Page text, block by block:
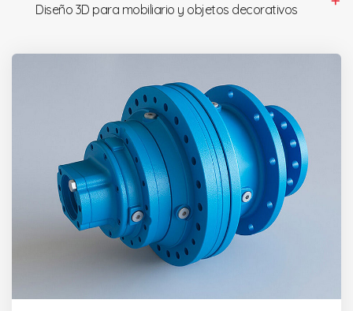
Diseño 3D para mobiliario y objetos decorativos